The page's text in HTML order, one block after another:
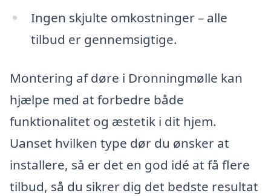
Ingen skjulte omkostninger – alle
tilbud er gennemsigtige.
Montering af døre i Dronningmølle kan
hjælpe med at forbedre både
funktionalitet og æstetik i dit hjem.
Uanset hvilken type dør du ønsker at
installere, så er det en god idé at få flere
tilbud, så du sikrer dig det bedste resultat